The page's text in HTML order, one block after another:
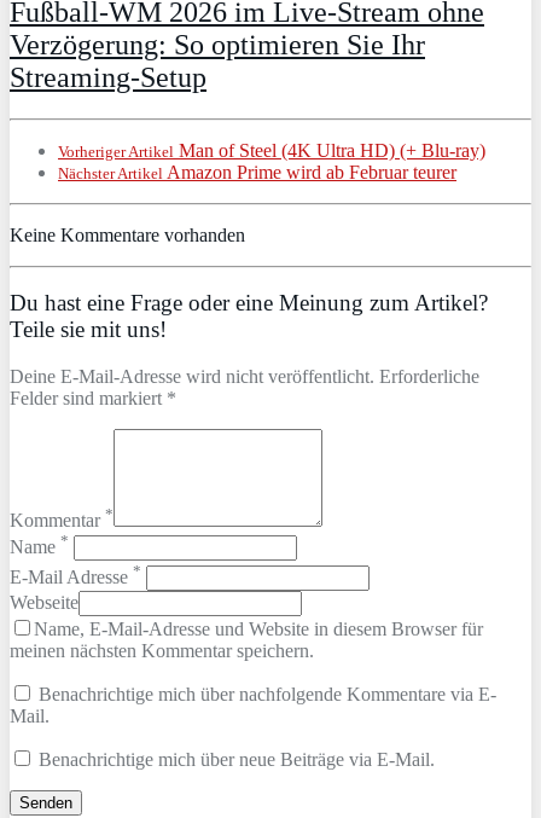
Fußball-WM 2026 im Live-Stream ohne
Verzögerung: So optimieren Sie Ihr
Streaming-Setup
Vorheriger Artikel Man of Steel (4K Ultra HD) (+ Blu-ray)
Nächster Artikel Amazon Prime wird ab Februar teurer
Keine Kommentare vorhanden
Du hast eine Frage oder eine Meinung zum Artikel?
Teile sie mit uns!
Deine E-Mail-Adresse wird nicht veröffentlicht. Erforderliche
Felder sind markiert *
Kommentar *
Name *
E-Mail Adresse *
Webseite
Name, E-Mail-Adresse und Website in diesem Browser für
meinen nächsten Kommentar speichern.
Benachrichtige mich über nachfolgende Kommentare via E-
Mail.
Benachrichtige mich über neue Beiträge via E-Mail.